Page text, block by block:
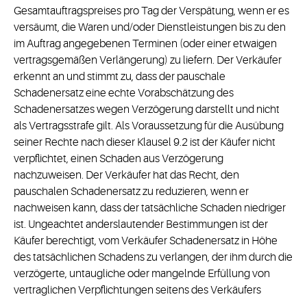
Gesamtauftragspreises pro Tag der Verspätung, wenn er es
versäumt, die Waren und/oder Dienstleistungen bis zu den
im Auftrag angegebenen Terminen (oder einer etwaigen
vertragsgemäßen Verlängerung) zu liefern. Der Verkäufer
erkennt an und stimmt zu, dass der pauschale
Schadenersatz eine echte Vorabschätzung des
Schadenersatzes wegen Verzögerung darstellt und nicht
als Vertragsstrafe gilt. Als Voraussetzung für die Ausübung
seiner Rechte nach dieser Klausel 9.2 ist der Käufer nicht
verpflichtet, einen Schaden aus Verzögerung
nachzuweisen. Der Verkäufer hat das Recht, den
pauschalen Schadenersatz zu reduzieren, wenn er
nachweisen kann, dass der tatsächliche Schaden niedriger
ist. Ungeachtet anderslautender Bestimmungen ist der
Käufer berechtigt, vom Verkäufer Schadenersatz in Höhe
des tatsächlichen Schadens zu verlangen, der ihm durch die
verzögerte, untaugliche oder mangelnde Erfüllung von
vertraglichen Verpflichtungen seitens des Verkäufers